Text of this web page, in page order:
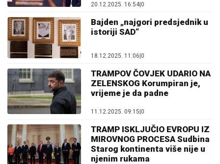
20.12.2025. 16:54 0
Bajden „najgori predsjednik u
istoriji SAD“
18.12.2025. 11:06|0
TRAMPOV ČOVJEK UDARIO NA
ZELENSKOG Korumpiran je,
vrijeme je da padne
11.12.2025. 09:15 0
TRAMP ISKLJUČIO EVROPU IZ
MIROVNOG PROCESA Sudbina
Starog kontinenta više nije u
njenim rukama